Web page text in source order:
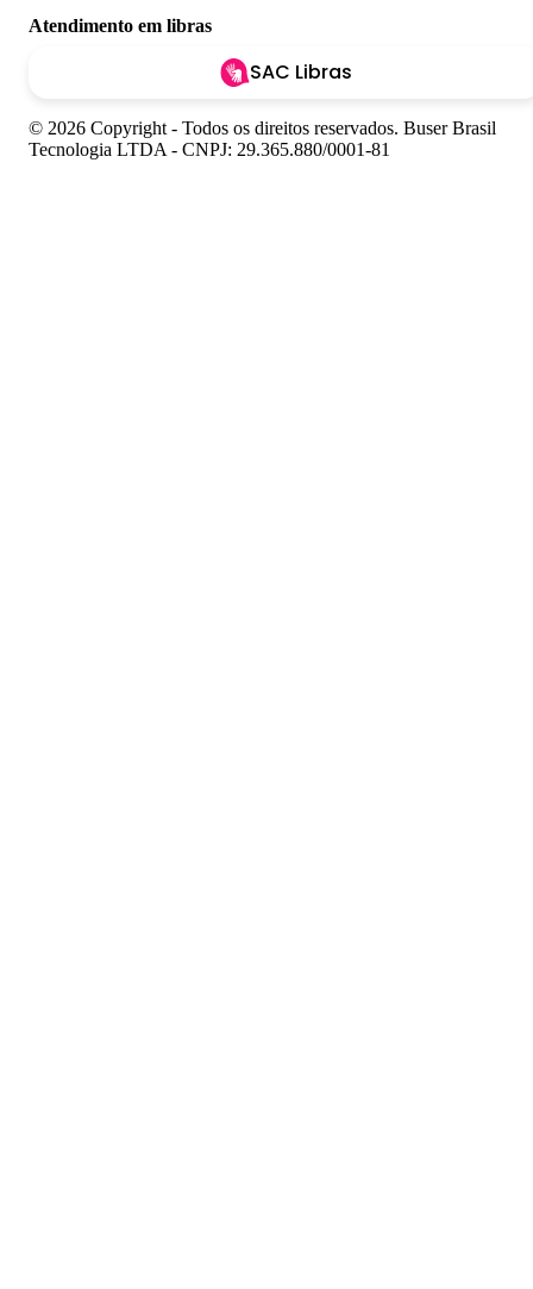
Atendimento em libras
SAC Libras
© 2026 Copyright - Todos os direitos reservados. Buser Brasil
Tecnologia LTDA - CNPJ: 29.365.880/0001-81